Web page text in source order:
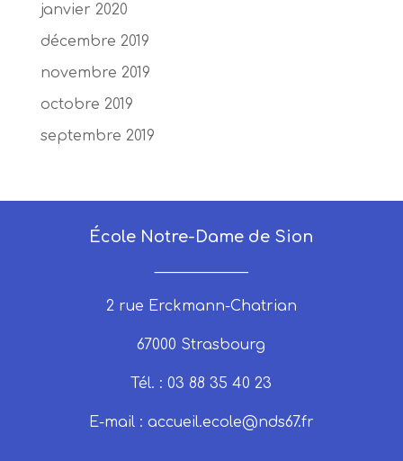
janvier 2020
décembre 2019
novembre 2019
octobre 2019
septembre 2019
École Notre-Dame de Sion
2 rue Erckmann-Chatrian
67000 Strasbourg
Tél. : 03 88 35 40 23
E-mail : accueil.ecole@nds67.fr